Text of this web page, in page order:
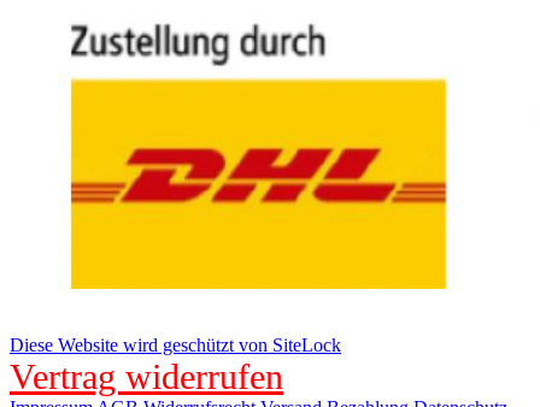
Diese Website wird geschützt von SiteLock
Vertrag widerrufen